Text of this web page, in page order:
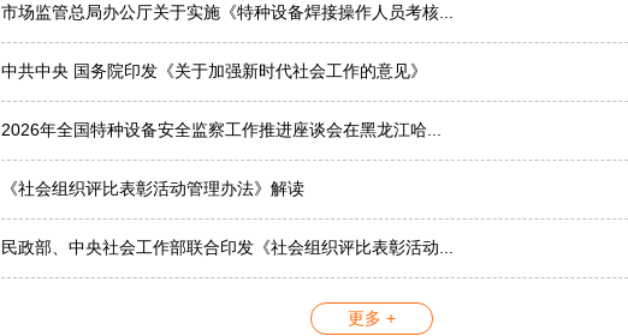
市场监管总局办公厅关于实施《特种设备焊接操作人员考核...
中共中央 国务院印发《关于加强新时代社会工作的意见》
2026年全国特种设备安全监察工作推进座谈会在黑龙江哈...
《社会组织评比表彰活动管理办法》解读
民政部、中央社会工作部联合印发《社会组织评比表彰活动...
更多 +